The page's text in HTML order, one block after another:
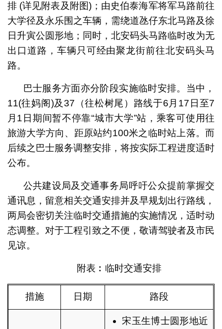
排 (详见附表及附图)；由史伯泰海军将军马路前往
大学径及永乐围之车辆，需绕道氹仔东北马路及徐
日升寅公圆形地；同时，北安码头马路临时改为无
出口道路，车辆只可经由聚龙街前往北安码头马
路。
巴士服务方面亦分阶段实施临时安排。当中，
11(往妈阁)及37（往松树尾）路线于6月17日至7
月1日期间暂不停靠“城市大学”站，乘客可使用往
旅游大学方向、距原站约100米之临时站上落。而
后续之巴士服务调整安排，将按实际工程进度适时
公布。
公共建设局及交通事务局呼吁公众提前掌握交
通讯息，留意相关交通安排并及早规划出行路线，
两局会密切关注临时交通措施的实施情况，适时动
态调整。对于工程引致之不便，敬请驾驶者及市民
见谅。
附表︰临时交通安排
措施 日期 路段
宋玉生博士圆形地近